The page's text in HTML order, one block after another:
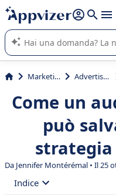
righe con
shift + enter
L'IA di Appvizer vi guida
software SaaS per la vostra
Marketing Advertising
Come un
può
Da Jennifer Montérémal • Il 25
Indice